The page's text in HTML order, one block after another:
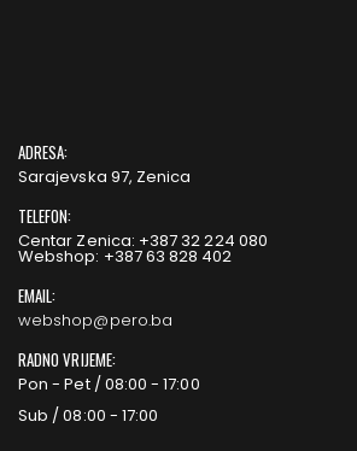
ADRESA:
Sarajevska 97, Zenica
TELEFON:
Centar Zenica: +387 32 224 080
Webshop: +387 63 828 402
EMAIL:
webshop@pero.ba
RADNO VRIJEME:
Pon - Pet / 08:00 - 17:00
Sub / 08:00 - 17:00